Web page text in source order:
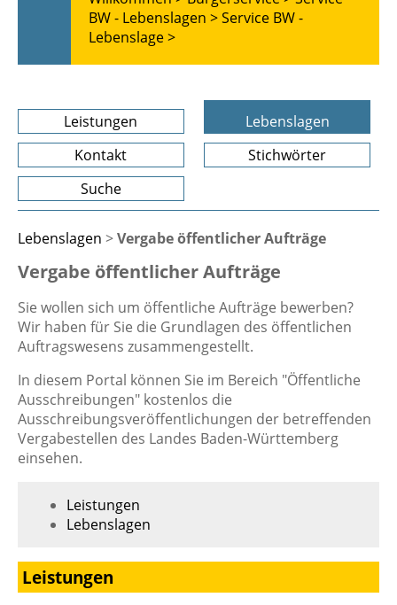
BW - Lebenslagen >Service BW -
Lebenslage >
Leistungen
Lebenslagen
Kontakt
Stichwörter
Suche
Lebenslagen >Vergabe öffentlicher Aufträge
Vergabe öffentlicher Aufträge
Sie wollen sich um öffentliche Aufträge bewerben?
Wir haben für Sie die Grundlagen des öffentlichen
Auftragswesens zusammengestellt.
In diesem Portal können Sie im Bereich "Öffentliche
Ausschreibungen" kostenlos die
Ausschreibungsveröffentlichungen der betreffenden
Vergabestellen des Landes Baden-Württemberg
einsehen.
Leistungen
Lebenslagen
Leistungen